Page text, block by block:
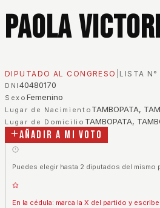
Paola
DIPUTADO AL CONGRESO LISTA N°
DNI 40480170
Sexo Femenino
Lugar de Nacimiento TAMBOPATA,
Lugar de Domicilio TAMBOPATA,
Añadir a mi voto
Puedes elegir hasta 2 diputados del
En la cédula: marca la X del partido y